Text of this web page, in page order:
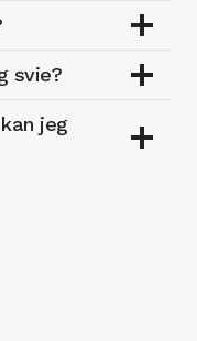
svie?
jeg